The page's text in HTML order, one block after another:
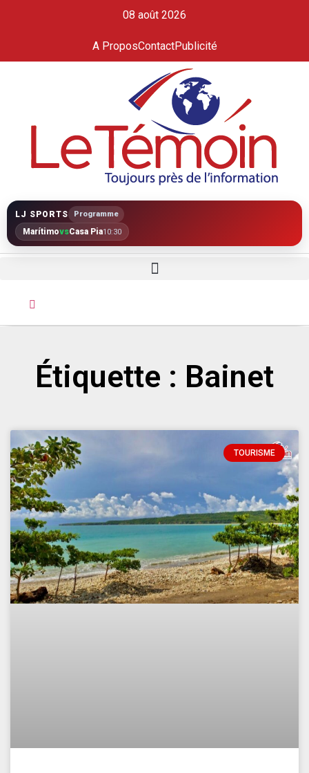
08 août 2026
A ProposContactPublicité
LJ SPORTS Programme
MarítimovsCasa Pia10:30
Étiquette : Bainet
TOURISME